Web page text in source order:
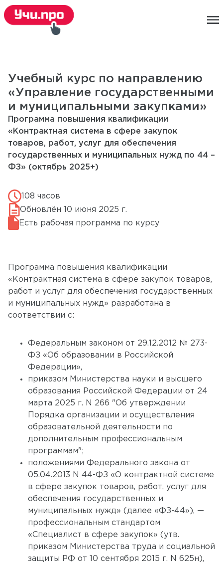
menu
Учебный курс по направлению
«Управление государственными
и муниципальными закупками»
Программа повышения квалификации
«Контрактная система в сфере закупок
товаров, работ, услуг для обеспечения
государственных и муниципальных нужд по 44 –
ФЗ» (октябрь 2025+)
108 часов
Обновлён 10 июня 2025 г.
Есть рабочая программа по курсу
Программа повышения квалификации
«Контрактная система в сфере закупок товаров,
работ и услуг для обеспечения государственных
и муниципальных нужд» разработана в
соответствии с:
Федеральным законом от 29.12.2012 № 273-
ФЗ «Об образовании в Российской
Федерации»,
приказом Министерства науки и высшего
образования Российской Федерации от 24
марта 2025 г. N 266 "Об утверждении
Порядка организации и осуществления
образовательной деятельности по
дополнительным профессиональным
программам";
положениями Федерального закона от
05.04.2013 N 44-ФЗ «О контрактной системе
в сфере закупок товаров, работ, услуг для
обеспечения государственных и
муниципальных нужд» (далее «ФЗ-44»), —
профессиональным стандартом
«Специалист в сфере закупок» (утв.
приказом Министерства труда и социальной
защиты РФ от 10 сентября 2015 г. N 625н),